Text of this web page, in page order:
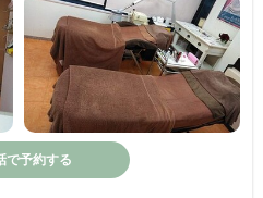
で予約する